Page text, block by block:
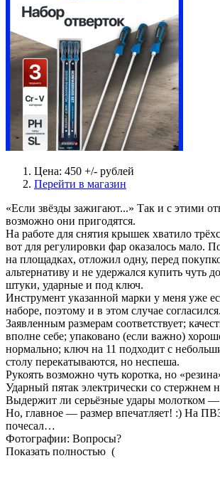
Цена: 450 +/- рублей
Перейти в магазин
«Если звёзды зажигают...» Так и с этими
возможно они пригодятся.
На работе для снятия крышек хватило
вот для регулировки фар оказалось мало.
на площадках, отложил одну, перед
альтернативу и не удержался купить чуть
штуки, ударные и под ключ.
Инструмент указанной марки у меня уже
наборе, поэтому и в этом случае согласился.
Заявленным размерам соответствует;
вполне себе; упаковано (если важно)
нормально; ключ на 11 подходит с
столу перекатываются, но неспеша.
Рукоять возможно чуть коротка, но
Ударный пятак электрически со стержнем
Выдержит ли серьёзные удары молотком —
Но, главное — размер впечатляет! :) На
почесал…
Фотографии: Вопросы?
Показать полностью (